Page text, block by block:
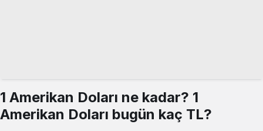
1 Amerikan Doları ne kadar? 1
Amerikan Doları bugün kaç TL?